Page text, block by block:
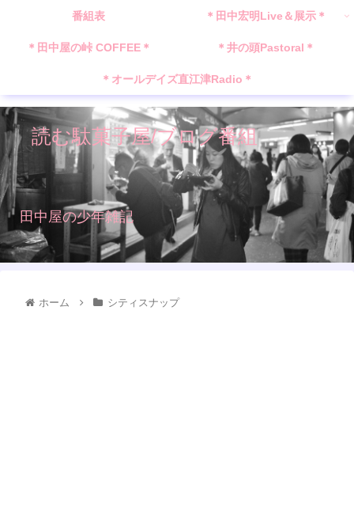
読む駄菓子屋/ブログ番組
田中屋の少年雑記
番組表 ＊田中宏明Live＆展示＊
＊田中屋の峠 COFFEE＊ ＊井の頭Pastoral＊
＊オールデイズ直江津Radio＊
ホーム シティスナップ